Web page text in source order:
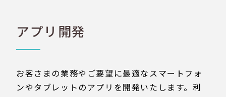
アプリ開発
お客さまの業務やご要望に最適なスマートフォ
ンやタブレットのアプリを開発いたします。利